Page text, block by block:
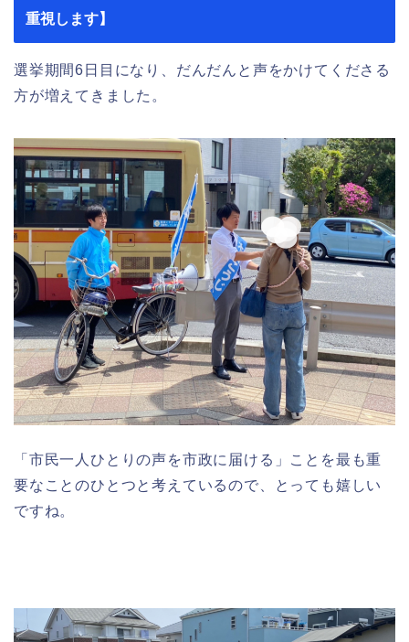
重視します】
選挙期間6日目になり、だんだんと声をかけてくださる
方が増えてきました。
「市民一人ひとりの声を市政に届ける」ことを最も重
要なことのひとつと考えているので、とっても嬉しい
ですね。